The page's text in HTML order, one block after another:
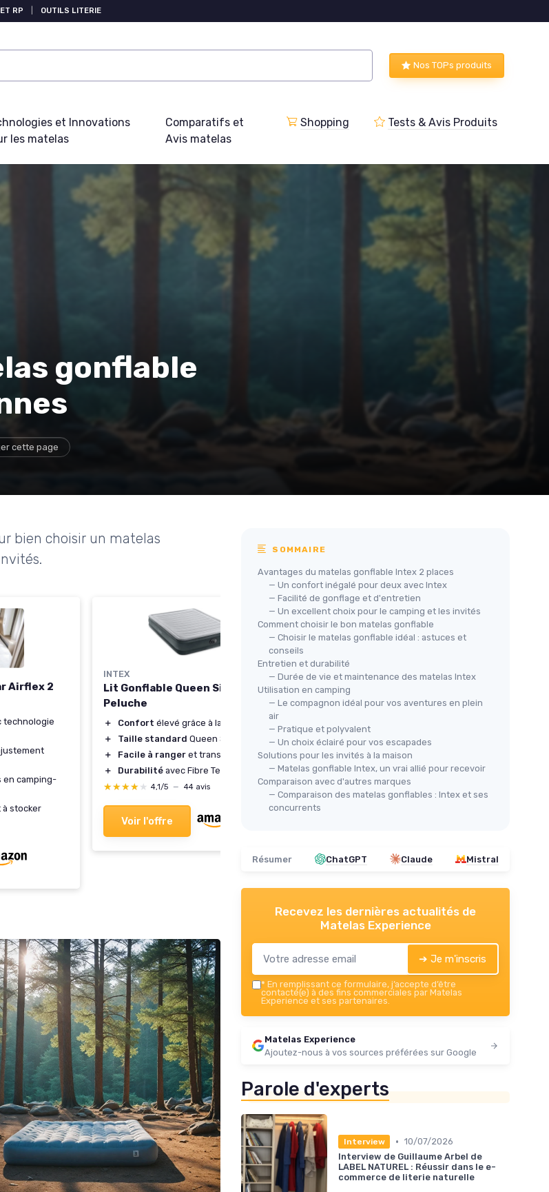
RP OUTILS LITERIE
Nos TOPs produits
et Innovations
les matelas
Comparatifs et
Avis matelas
Shopping Tests & Avis Produits
gonflable
cette page
bien choisir un matelas
Airflex 2
technologie
en camping-
stocker
INTEX
Lit Gonflable Queen Size en
Peluche
＋ Confort élevé grâce à la peluche
＋
Taille standard Queen Size (US)
＋
Facile à ranger et transporter
＋
Durabilité avec Fibre Tech
★★★★★
★★★★★ 4,1/5 — 44 avis
Voir l'offre
🔥 POPULAIRE
Matelas Gonflable 2 Personnes
＋ POMPE ÉLECTRIQUE INTÉGRÉE
＋
OREILLER SURÉLEVÉ
TECHNOLOGIE I-BEAM
＋
SOMMAIRE
Avantages du matelas gonflable Intex 2 places
— Un confort inégalé pour deux avec Intex
— Facilité de gonflage et d'entretien
— Un excellent choix pour le camping et les invités
Comment choisir le bon matelas gonflable
— Choisir le matelas gonflable idéal : astuces et
conseils
Entretien et durabilité
— Durée de vie et maintenance des matelas Intex
Utilisation en camping
— Le compagnon idéal pour vos aventures en plein
air
— Pratique et polyvalent
— Un choix éclairé pour vos escapades
Solutions pour les invités à la maison
— Matelas gonflable Intex, un vrai allié pour recevoir
Comparaison avec d'autres marques
— Comparaison des matelas gonflables : Intex et ses
concurrents
Résumer ChatGPT Claude Mistral
Recevez les dernières actualités de
Matelas Experience
➔ Je m'inscris
* En remplissant ce formulaire, j’accepte d’être
contacté(e) à des fins commerciales par Matelas
Experience et ses partenaires.
Matelas Experience
Ajoutez-nous à vos sources préférées sur Google
Parole d'experts
Interview • 10/07/2026
Interview de Guillaume Arbel de
LABEL NATUREL : Réussir dans le e-
commerce de literie naturelle